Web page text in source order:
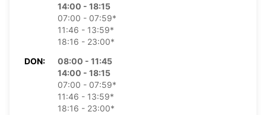
14:00 - 18:15
07:00 - 07:59*
11:46 - 13:59*
18:16 - 23:00*
DON:
08:00 - 11:45
14:00 - 18:15
07:00 - 07:59*
11:46 - 13:59*
18:16 - 23:00*